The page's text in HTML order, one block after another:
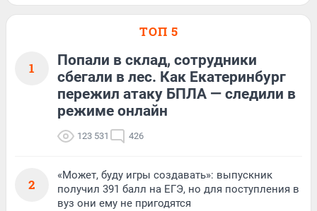
ТОП 5
1
Попали в склад, сотрудники
сбегали в лес. Как Екатеринбург
пережил атаку БПЛА — следили в
режиме онлайн
123 531 426
2
«Может, буду игры создавать»: выпускник
получил 391 балл на ЕГЭ, но для поступления в
вуз они ему не пригодятся